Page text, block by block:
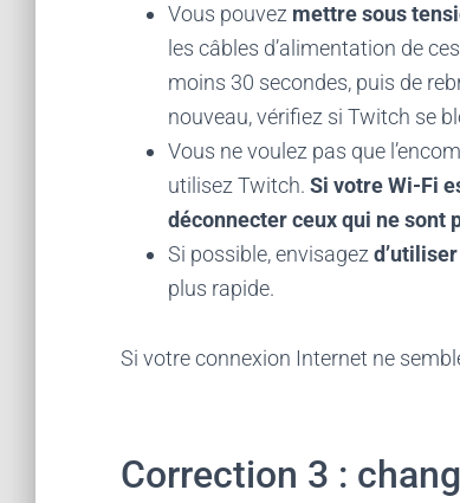
Vous pouvez mettre sous
les câbles d’alimentation de
moins 30 secondes, puis de
nouveau, vérifiez si Twitch se
Vous ne voulez pas que
utilisez Twitch. Si votre Wi-Fi
déconnecter ceux qui ne sont
Si possible, envisagez
plus rapide.
Si votre connexion Internet ne
Correction 3 :